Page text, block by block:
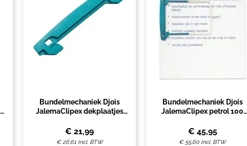
Bundelmechaniek Djois
JalemaClipex dekplaatjes
€ 21,99
€26,61 Incl. BTW
Bundelmechaniek Djois
JalemaClipex petrol 100
€ 45,95
€ 55,60 Incl. BTW